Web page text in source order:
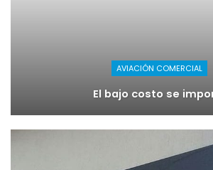
AVIACIÓN COMERCIAL
El bajo costo se